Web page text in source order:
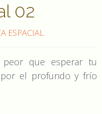
02
ESPACIAL
que esperar tu
por el profundo y frío